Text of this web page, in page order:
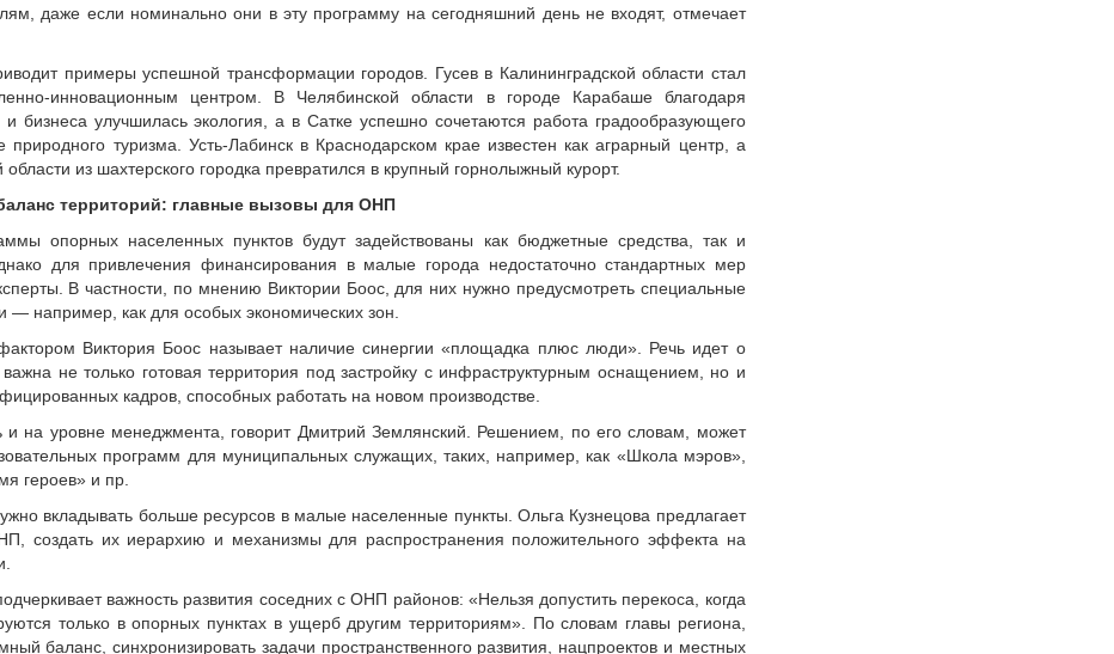
даже если номинально они в эту программу на сегодняшний день не входят, отмечает
примеры успешной трансформации городов. Гусев в Калининградской области стал
инновационным центром. В Челябинской области в городе Карабаше благодаря
и бизнеса улучшилась экология, а в Сатке успешно сочетаются работа градообразующего
природного туризма. Усть-Лабинск в Краснодарском крае известен как аграрный центр, а
из шахтерского городка превратился в крупный горнолыжный курорт.
территорий: главные вызовы для ОНП
опорных населенных пунктов будут задействованы как бюджетные средства, так и
для привлечения финансирования в малые города недостаточно стандартных мер
В частности, по мнению Виктории Боос, для них нужно предусмотреть специальные
например, как для особых экономических зон.
Виктория Боос называет наличие синергии «площадка плюс люди». Речь идет о
не только готовая территория под застройку с инфраструктурным оснащением, но и
кадров, способных работать на новом производстве.
и на уровне менеджмента, говорит Дмитрий Землянский. Решением, по его словам, может
программ для муниципальных служащих, таких, например, как «Школа мэров»,
героев» и пр.
вкладывать больше ресурсов в малые населенные пункты. Ольга Кузнецова предлагает
создать их иерархию и механизмы для распространения положительного эффекта на
важность развития соседних с ОНП районов: «Нельзя допустить перекоса, когда
только в опорных пунктах в ущерб другим территориям». По словам главы региона,
баланс, синхронизировать задачи пространственного развития, нацпроектов и местных